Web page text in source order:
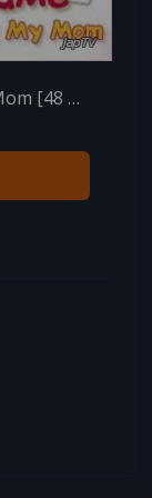
Все о моей маме / All About My Mom [48 из 54] (2015)